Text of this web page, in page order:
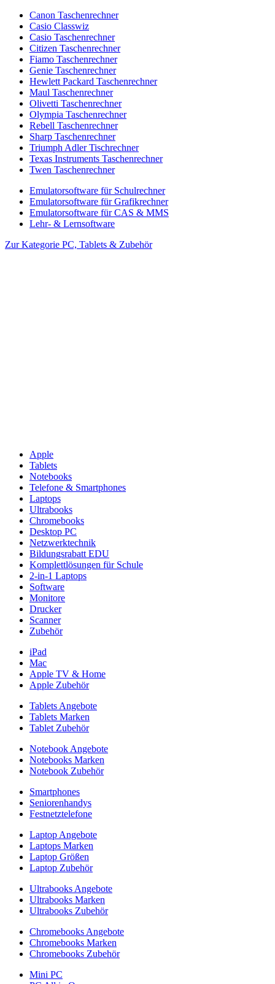
Canon Taschenrechner
Casio Classwiz
Casio Taschenrechner
Citizen Taschenrechner
Fiamo Taschenrechner
Genie Taschenrechner
Hewlett Packard Taschenrechner
Maul Taschenrechner
Olivetti Taschenrechner
Olympia Taschenrechner
Rebell Taschenrechner
Sharp Taschenrechner
Triumph Adler Tischrechner
Texas Instruments Taschenrechner
Twen Taschenrechner
Emulatorsoftware für Schulrechner
Emulatorsoftware für Grafikrechner
Emulatorsoftware für CAS & MMS
Lehr- & Lernsoftware
Zur Kategorie PC, Tablets & Zubehör
Apple
Tablets
Notebooks
Telefone & Smartphones
Laptops
Ultrabooks
Chromebooks
Desktop PC
Netzwerktechnik
Bildungsrabatt EDU
Komplettlösungen für Schule
2-in-1 Laptops
Software
Monitore
Drucker
Scanner
Zubehör
iPad
Mac
Apple TV & Home
Apple Zubehör
Tablets Angebote
Tablets Marken
Tablet Zubehör
Notebook Angebote
Notebooks Marken
Notebook Zubehör
Smartphones
Seniorenhandys
Festnetztelefone
Laptop Angebote
Laptops Marken
Laptop Größen
Laptop Zubehör
Ultrabooks Angebote
Ultrabooks Marken
Ultrabooks Zubehör
Chromebooks Angebote
Chromebooks Marken
Chromebooks Zubehör
Mini PC